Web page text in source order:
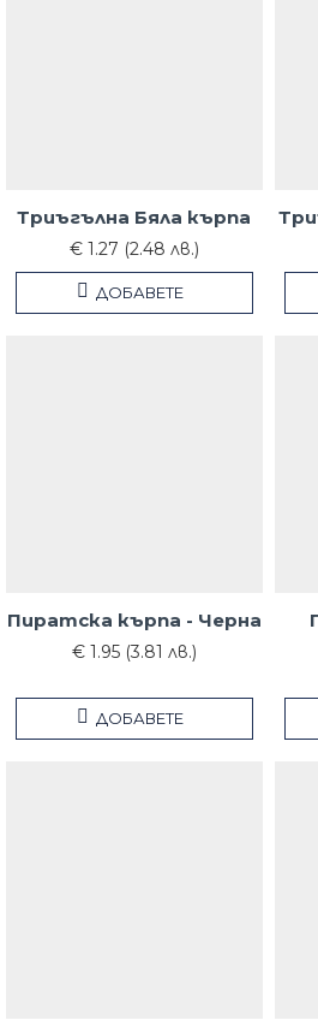
Триъгълна Бяла кърпа
€ 1.27 (2.48 лв.)
ДОБАВЕТЕ
Пиратска кърпа - Черна
€ 1.95 (3.81 лв.)
ДОБАВЕТЕ